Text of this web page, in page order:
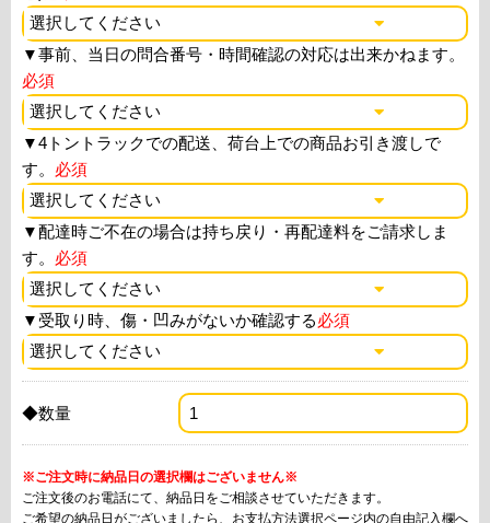
▼事前、当日の問合番号・時間確認の対応は出来かねます。
必須
▼4トントラックでの配送、荷台上での商品お引き渡しで
す。 必須
▼配達時ご不在の場合は持ち戻り・再配達料をご請求しま
す。 必須
▼ 受取り時、傷・凹みがないか確認する必須
◆数量
※ご注文時に納品日の選択欄はございません※
ご注文後のお電話にて、納品日をご相談させていただきます。
ご希望の納品日がございましたら、お支払方法選択ページ内の自由記入欄へ